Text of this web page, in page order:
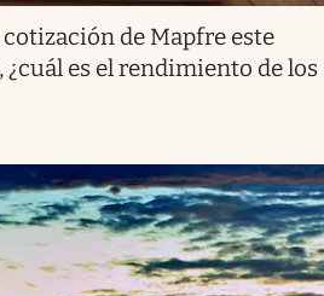
cotización de Mapfre este
¿cuál es el rendimiento de los